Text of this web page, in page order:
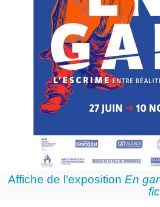
Affiche de l’exposition En